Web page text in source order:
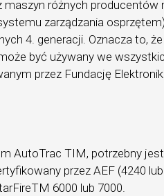
maszyn różnych producentów
zarządzania
4. generacji. Oznacza to,
być używany we
przez Fundację
AutoTrac TIM, potrzebny
przez AEF (4240
6000 lub 7000.